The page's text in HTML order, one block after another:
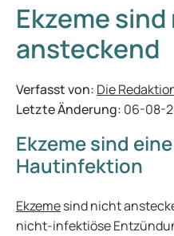
Ekzeme
ansteckend
Verfasst von: Die
Letzte Änderung: 06-08-
Ekzeme sind
Hautinfektion
Ekzemesind nicht
nicht-infektiöse